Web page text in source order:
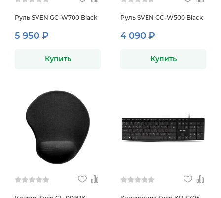
Руль SVEN GC-W700 Black
5 950 ₽
Купить
Руль SVEN GC-W500 Black
4 090 ₽
Купить